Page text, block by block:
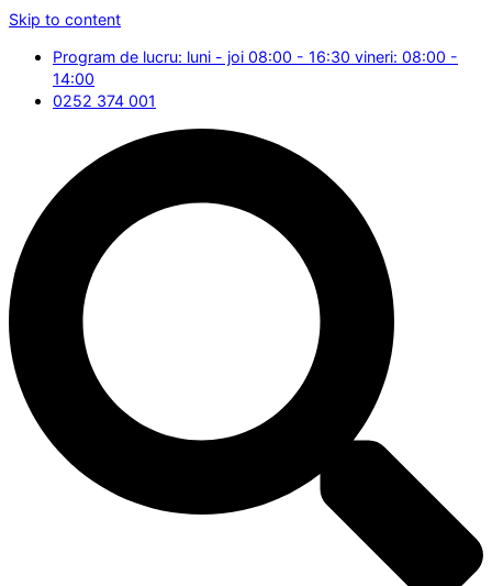
Skip to content
Program de lucru: luni - joi 08:00 - 16:30 vineri: 08:00 -
14:00
0252 374 001